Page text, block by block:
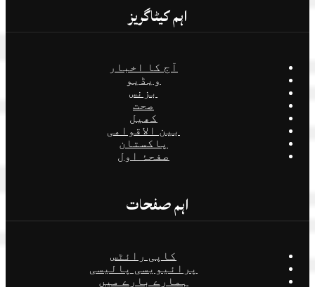
اہم کیٹاگریز
آج کا اخبار
ویڈیو
بزنس
صحت
کھیل
بین الاقوامی
پاکستان
صفحۂ اول
اہم صفحات
کاپی رائٹس
پرائیویسی پالیسی
ہمارے بارے میں